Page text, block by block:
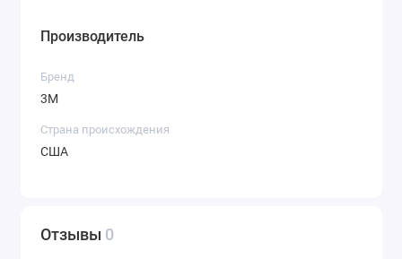
Производитель
Бренд
3M
Страна происхождения
США
Отзывы 0